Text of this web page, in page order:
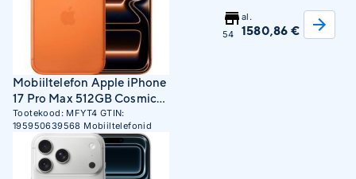
Mobiiltelefon Apple iPhone
17 Pro Max 512GB Cosmic
Orange
Tootekood: MFYT4 GTIN:
195950639568 Mobiiltelefonid
54
al.
1580,86 €